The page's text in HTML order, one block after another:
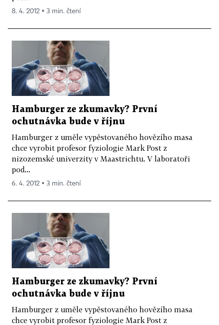
8. 4. 2012 ▪ 3 min. čtení
Hamburger ze zkumavky? První
ochutnávka bude v říjnu
Hamburger z uměle vypěstovaného hovězího masa
chce vyrobit profesor fyziologie Mark Post z
nizozemské univerzity v Maastrichtu. V laboratoři
pod...
6. 4. 2012 ▪ 3 min. čtení
Hamburger ze zkumavky? První
ochutnávka bude v říjnu
Hamburger z uměle vypěstovaného hovězího masa
chce vyrobit profesor fyziologie Mark Post z